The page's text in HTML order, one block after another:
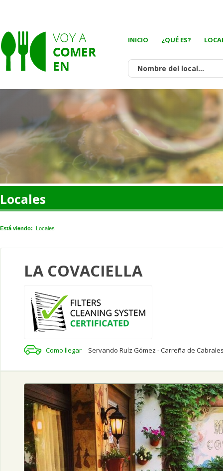
INICIO ¿QUÉ ES?
Locales
Está viendo: Locales
LA COVACIELLA
Como llegar Servando Ruíz Gómez - Carreña de